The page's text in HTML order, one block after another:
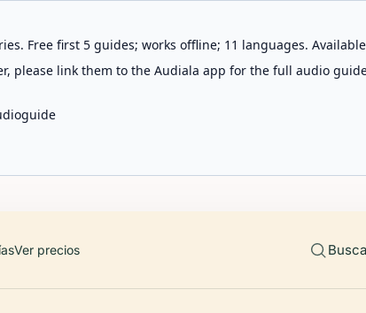
Free first 5 guides; works offline; 11 languages.
please link them to the Audiala app for the full audio
Ver precios